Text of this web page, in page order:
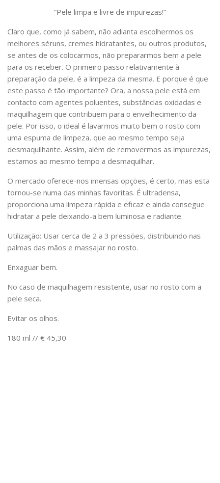
“Pele limpa e livre de impurezas!”
Claro que, como já sabem, não adianta escolhermos os
melhores séruns, cremes hidratantes, ou outros produtos,
se antes de os colocarmos, não prepararmos bem a pele
para os receber. O primeiro passo relativamente à
preparação da pele, é a limpeza da mesma. E porque é que
este passo é tão importante? Ora, a nossa pele está em
contacto com agentes poluentes, substâncias oxidadas e
maquilhagem que contribuem para o envelhecimento da
pele. Por isso, o ideal é lavarmos muito bem o rosto com
uma espuma de limpeza, que ao mesmo tempo seja
desmaquilhante. Assim, além de removermos as impurezas,
estamos ao mesmo tempo a desmaquilhar.
O mercado oferece-nos imensas opções, é certo, mas esta
tornou-se numa das minhas favoritas. É ultradensa,
proporciona uma limpeza rápida e eficaz e ainda consegue
hidratar a pele deixando-a bem luminosa e radiante.
Utilização: Usar cerca de 2 a 3 pressões, distribuindo nas
palmas das mãos e massajar no rosto.
Enxaguar bem.
No caso de maquilhagem resistente, usar no rosto com a
pele seca.
Evitar os olhos.
180 ml // € 45,30